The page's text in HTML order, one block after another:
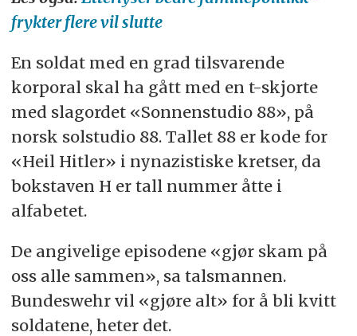
frykter flere vil slutte
En soldat med en grad tilsvarende
korporal skal ha gått med en t-skjorte
med slagordet «Sonnenstudio 88», på
norsk solstudio 88. Tallet 88 er kode for
«Heil Hitler» i nynazistiske kretser, da
bokstaven H er tall nummer åtte i
alfabetet.
De angivelige episodene «gjør skam på
oss alle sammen», sa talsmannen.
Bundeswehr vil «gjøre alt» for å bli kvitt
soldatene, heter det.